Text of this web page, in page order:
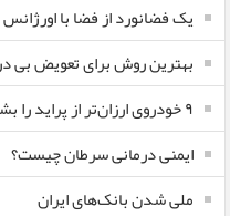
یک فضانورد از فضا با
بهترین روش برای تعویض بی
٩ خودروی ارزان‌تر از پراید را بشناسید
ایمنی درمانی سرطان چیست؟
ملی شدن بانک‌های ایران